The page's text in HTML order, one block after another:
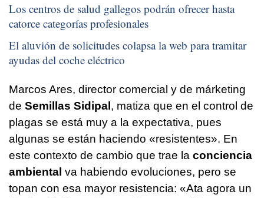
Los centros de salud gallegos podrán ofrecer hasta
catorce categorías profesionales
El aluvión de solicitudes colapsa la web para tramitar
ayudas del coche eléctrico
Marcos Ares, director comercial y de márketing
de Semillas Sidipal , matiza que en el control de
plagas se está muy a la expectativa, pues
algunas se están haciendo «resistentes». En
este contexto de cambio que trae la conciencia
ambiental va habiendo evoluciones, pero se
topan con esa mayor resistencia: «Ata agora un